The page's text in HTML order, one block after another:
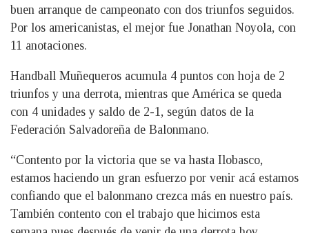
buen arranque de campeonato con dos triunfos seguidos.
Por los americanistas, el mejor fue Jonathan Noyola, con
11 anotaciones.
Handball Muñequeros acumula 4 puntos con hoja de 2
triunfos y una derrota, mientras que América se queda
con 4 unidades y saldo de 2-1, según datos de la
Federación Salvadoreña de Balonmano.
“Contento por la victoria que se va hasta Ilobasco,
estamos haciendo un gran esfuerzo por venir acá estamos
confiando que el balonmano crezca más en nuestro país.
También contento con el trabajo que hicimos esta